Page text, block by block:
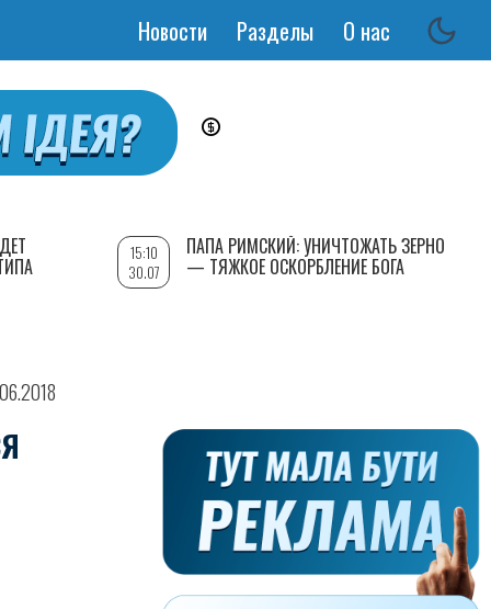
Основная
Новости Разделы О нас
15:10
30.07
ПАПА РИМСКИЙ: УНИЧТОЖАТЬ ЗЕРНО
— ТЯЖКОЕ ОСКОРБЛЕНИЕ БОГА